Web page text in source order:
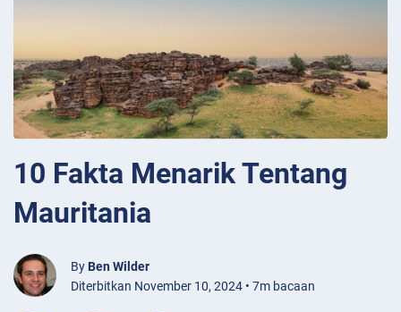
10 Fakta Menarik Tentang
Mauritania
By Ben Wilder
Diterbitkan November 10, 2024 • 7m bacaan